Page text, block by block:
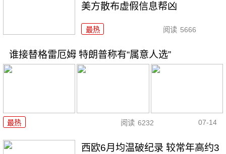
美方散布虚假信息帮凶
最热 阅读 5666
谁接替格雷厄姆 特朗普称有“属意人选”
最热 阅读 6232 07-14
西欧6月均温破纪录 较常年高约3